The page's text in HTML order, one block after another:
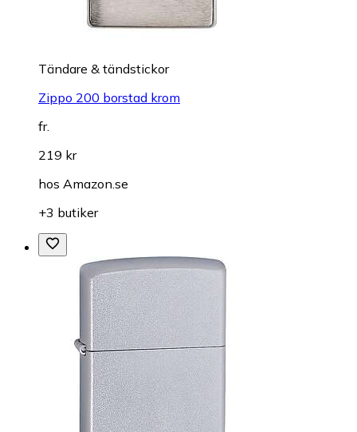
Tändare & tändstickor
Zippo 200 borstad krom
fr.
219 kr
hos Amazon.se
+3 butiker